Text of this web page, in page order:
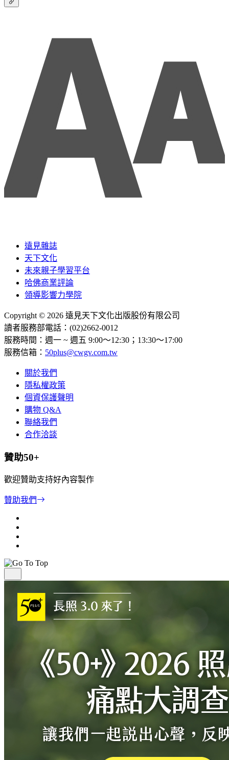
遠見雜誌
天下文化
未來親子學習平台
哈佛商業評論
領導影響力學院
Copyright © 2026 遠見天下文化出版股份有限公司
讀者服務部電話：(02)2662-0012
服務時間：週一 ~ 週五 9:00～12:30；13:30～17:00
服務信箱： 50plus@cwgv.com.tw
關於我們
隱私權政策
個資保護聲明
購物 Q&A
聯絡我們
合作洽談
贊助50+
歡迎贊助支持好內容製作
贊助我們